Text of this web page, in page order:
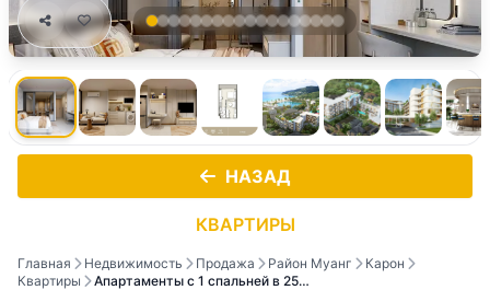
НАЗАД
КВАРТИРЫ
Главная Недвижимость Продажа Район Муанг
Карон
Квартиры
Апартаменты с 1 спальней в 25…